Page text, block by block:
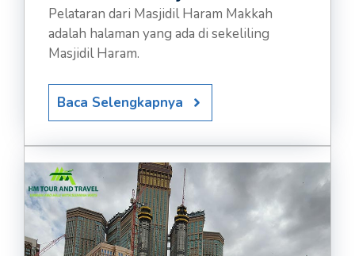
Pelataran dari Masjidil Haram Makkah
adalah halaman yang ada di sekeliling
Masjidil Haram.
Baca Selengkapnya